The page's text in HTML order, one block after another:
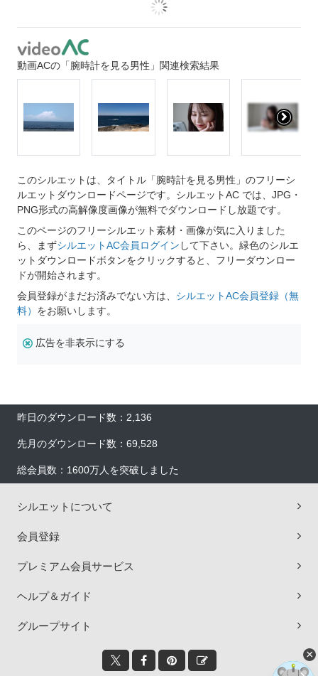
動画ACの「腕時計を見る男性」関連検索結果
このシルエットは、タイトル「腕時計を見る男性」のフリーシ
ルエットダウンロードページです。シルエットAC では、JPG・
PNG形式の高解像度画像が無料でダウンロードし放題です。
このページのフリーシルエット素材・画像が気に入りました
ら、まずシルエットAC会員ログイン して下さい。緑色のシルエ
ットダウンロードボタンをクリックすると、フリーダウンロー
ドが開始されます。
会員登録がまだお済みでない方は、 シルエットAC会員登録（無
料） をお願いします。
広告を非表示にする
昨日のダウンロード数：2,136
先月のダウンロード数：69,528
総会員数：1600万人を突破しました
シルエットについて
会員登録
プレミアム会員サービス
ヘルプ＆ガイド
グループサイト
×